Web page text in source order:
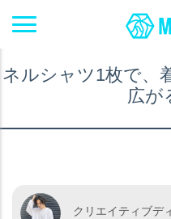
ネルシャツ1枚で、
広が
クリエイティブデ